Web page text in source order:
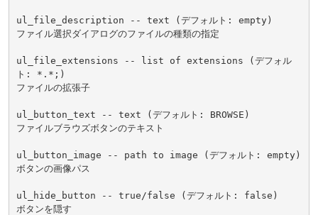
ul_file_description -- text (デフォルト: empty)
ファイル選択ダイアログのファイルの種類の指定
ul_file_extensions -- list of extensions (デフォル
ト: *.*;)
ファイルの拡張子
ul_button_text -- text (デフォルト: BROWSE)
ファイルブラウズボタンのテキスト
ul_button_image -- path to image (デフォルト: empty)
ボタンの画像パス
ul_hide_button -- true/false (デフォルト: false)
ボタンを隠す